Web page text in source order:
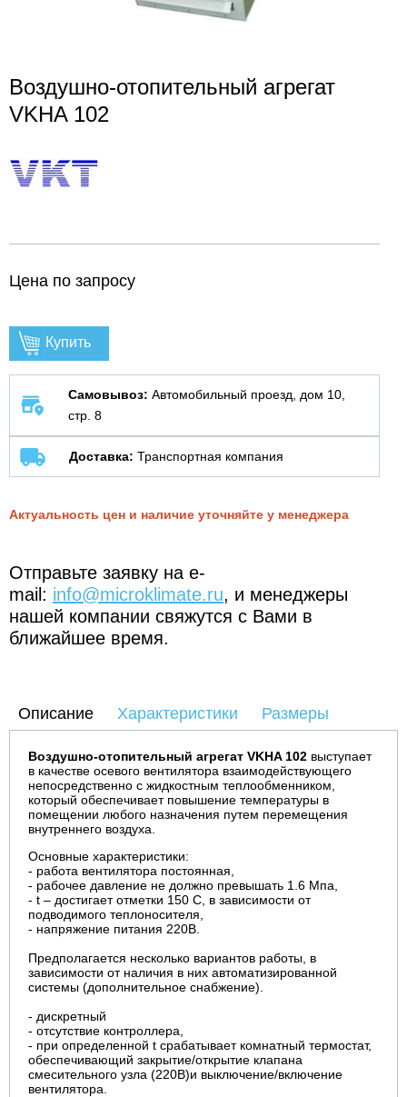
Воздушно-отопительный агрегат
VKHA 102
Цена по запросу
Купить
Самовывоз: Автомобильный проезд, дом 10,
стр. 8
Доставка: Транспортная компания
Актуальность цен и наличие уточняйте у менеджера
Отправьте заявку на e-
mail: info@microklimate.ru, и менеджеры
нашей компании свяжутся с Вами в
ближайшее время.
Описание Характеристики Размеры
Воздушно-отопительный агрегат VKHA 102 выступает
в качестве осевого вентилятора взаимодействующего
непосредственно с жидкостным теплообменником,
который обеспечивает повышение температуры в
помещении любого назначения путем перемещения
внутреннего воздуха.
Основные характеристики:
- работа вентилятора постоянная,
- рабочее давление не должно превышать 1.6 Мпа,
- t – достигает отметки 150 С, в зависимости от
подводимого теплоносителя,
- напряжение питания 220В.
Предполагается несколько вариантов работы, в
зависимости от наличия в них автоматизированной
системы (дополнительное снабжение).
- дискретный
- отсутствие контроллера,
- при определенной t срабатывает комнатный термостат,
обеспечивающий закрытие/открытие клапана
смесительного узла (220В)и выключение/включение
вентилятора.